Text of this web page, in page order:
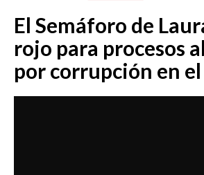
EMISIÓN 7:00 PM
El Semáforo de
rojo para procesos
por corrupción en el